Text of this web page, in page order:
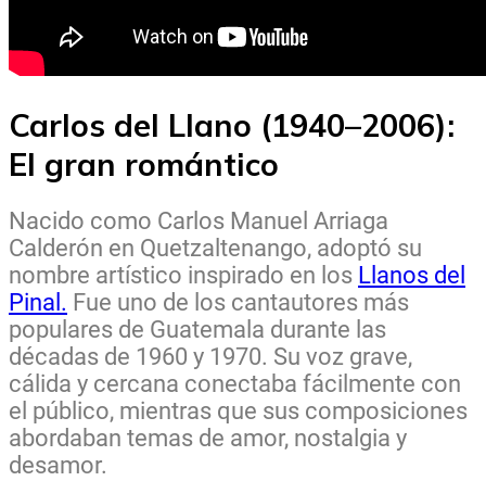
Carlos del Llano (1940–2006):
El gran romántico
Nacido como Carlos Manuel Arriaga
Calderón en Quetzaltenango, adoptó su
nombre artístico inspirado en los Llanos del
Pinal. Fue uno de los cantautores más
populares de Guatemala durante las
décadas de 1960 y 1970. Su voz grave,
cálida y cercana conectaba fácilmente con
el público, mientras que sus composiciones
abordaban temas de amor, nostalgia y
desamor.